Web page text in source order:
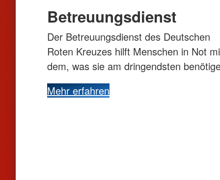
Betreuungsdienst
Der Betreuungsdienst des Deutschen
Roten Kreuzes hilft Menschen in Not
dem, was sie am dringendsten
Mehr erfahren